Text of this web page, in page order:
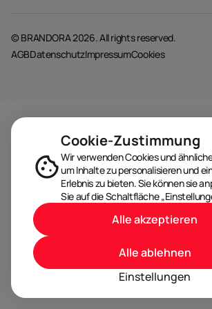
© BRANDORA 2026. All rights reserved.
AGBDatenschutzImpressumCookies
Cookie-Zustimmung
Wir verwenden Cookies und
um Inhalte zu personalisieren und
Erlebnis zu bieten. Sie können sie
Sie auf die Schaltfläche
Einstellungen
Alle ablehnen
Alle akzeptieren